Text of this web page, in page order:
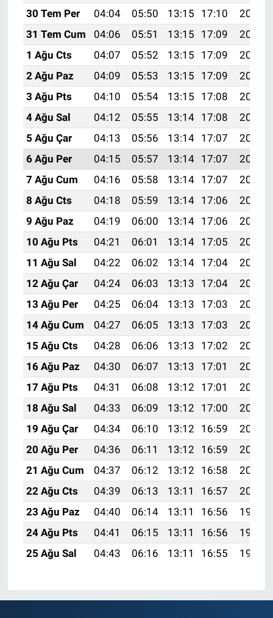
30 Tem Per
04:04 05:50 13:15 17:10
20:30
31 Tem Cum
04:06 05:51 13:15 17:09
20:29
1 Ağu Cts
04:07 05:52 13:15 17:09
20:28
2 Ağu Paz
04:09 05:53 13:15 17:09
20:26
3 Ağu Pts
04:10 05:54 13:15 17:08
20:25
4 Ağu Sal
04:12 05:55 13:14 17:08
20:24
5 Ağu Çar
04:13 05:56 13:14 17:07
20:23
6 Ağu Per
04:15 05:57 13:14 17:07
20:22
7 Ağu Cum
04:16 05:58 13:14 17:07
20:21
8 Ağu Cts
04:18 05:59 13:14 17:06
20:19
9 Ağu Paz
04:19 06:00 13:14 17:06
20:18
10 Ağu Pts
04:21 06:01 13:14 17:05
20:17
11 Ağu Sal
04:22 06:02 13:14 17:04
20:16
12 Ağu Çar
04:24 06:03 13:13 17:04
20:14
13 Ağu Per
04:25 06:04 13:13 17:03
20:13
14 Ağu Cum
04:27 06:05 13:13 17:03
20:12
15 Ağu Cts
04:28 06:06 13:13 17:02
20:10
16 Ağu Paz
04:30 06:07 13:13 17:01
20:09
17 Ağu Pts
04:31 06:08 13:12 17:01
20:07
18 Ağu Sal
04:33 06:09 13:12 17:00
20:06
19 Ağu Çar
04:34 06:10 13:12 16:59
20:04
20 Ağu Per
04:36 06:11 13:12 16:59
20:03
21 Ağu Cum
04:37 06:12 13:12 16:58
20:02
22 Ağu Cts
04:39 06:13 13:11 16:57
20:00
23 Ağu Paz
04:40 06:14 13:11 16:56
19:58
24 Ağu Pts
04:41 06:15 13:11 16:56
19:57
25 Ağu Sal
04:43 06:16 13:11 16:55 19:55